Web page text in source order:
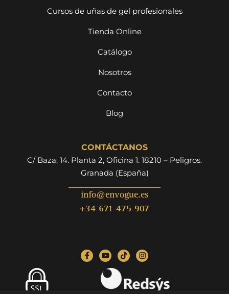
Cursos de uñas de gel profesionales
Tienda Online
Catálogo
Nosotros
Contacto
Blog
CONTÁCTANOS
C/ Baza, 14. Planta 2, Oficina 1. 18210 – Peligros.
Granada (España)
info@envogue.es
+34 671 475 907